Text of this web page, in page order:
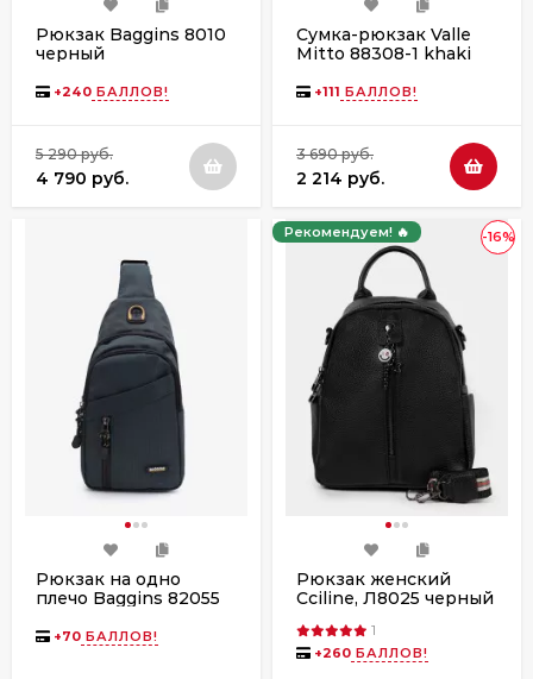
Рюкзак Baggins 8010
черный
+240 БАЛЛОВ!
5 290 руб.
4 790 руб.
Сумка-рюкзак Valle
Mitto 88308-1 khaki
+111 БАЛЛОВ!
3 690 руб.
2 214 руб.
Рюкзак на одно
плечо Baggins 82055
+70 БАЛЛОВ!
-16%
Рекомендуем! 🔥
Рюкзак женский
Cciline, Л8025 черный
1
+260 БАЛЛОВ!